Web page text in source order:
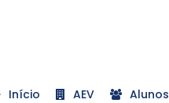
Início AEV Alunos